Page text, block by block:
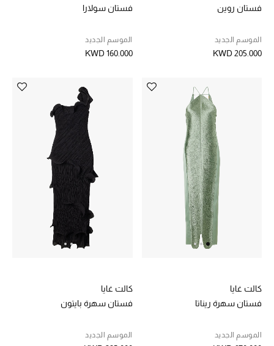
الموسم الجديد
الحقائب النسائية
دليل ملتزمات الحقائب
حقائب الأطفال
فستان روين
الموسم الجديد
KWD 205.000
فستان سولارا
الموسم الجديد
KWD 160.000
كالت غايا
فستان سهرة ريناتا
الموسم الجديد
كالت غايا
فستان سهرة بايتون
الموسم الجديد